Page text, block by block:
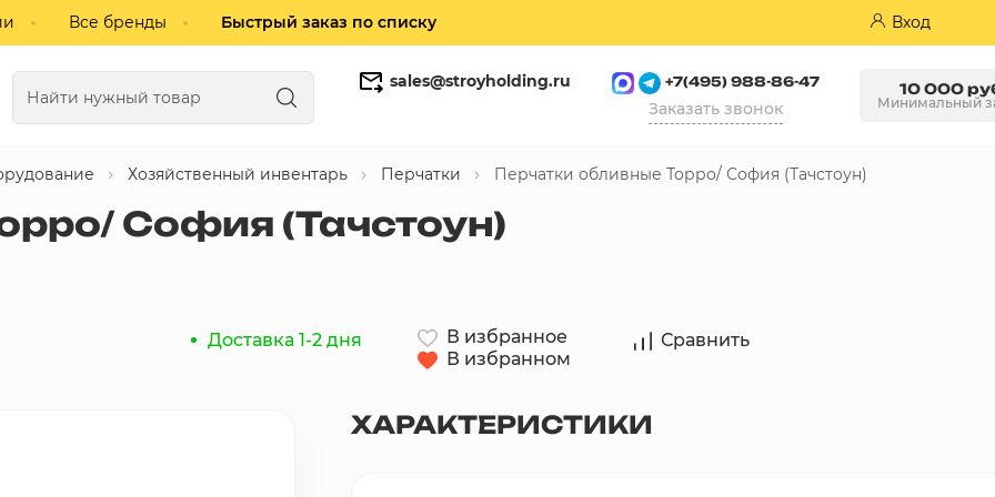
Все бренды Быстрый заказ по списку Вход
sales@stroyholding.ru +7(495) 988-86-47
Заказать звонок
10 000
Минимальный
Кирпич Пазогребневые плиты (ПГП)
Хозяйственный инвентарь Перчатки Перчатки обливные Торро/ София (Тачстоун)
София (Тачстоун)
Доставка 1-2 дня
В избранное
В избранном
Сравнить
ХАРАКТЕРИСТИКИ